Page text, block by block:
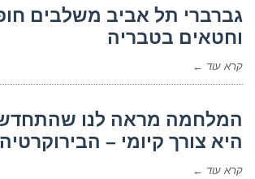
גברברי תל אביב משלבים
וחטאים בטבריה
קרא עוד ←
המלחמה מראה לנו
היא צורך קיומי –
קרא עוד ←